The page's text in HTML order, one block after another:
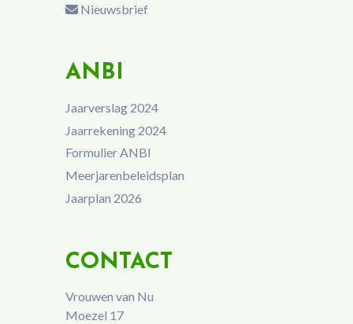
Nieuwsbrief
ANBI
Jaarverslag 2024
Jaarrekening 2024
Formulier ANBI
Meerjarenbeleidsplan
Jaarplan 2026
CONTACT
Vrouwen van Nu
Moezel 17